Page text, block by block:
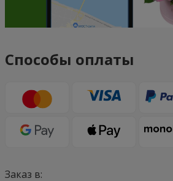
Способы оплаты
Заказ в: